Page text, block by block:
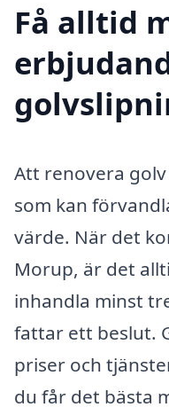
Få alltid
Att renovera
som kan
värde. När det
Morup, är det
inhandla minst
fattar ett beslut.
priser och
du får det bästa